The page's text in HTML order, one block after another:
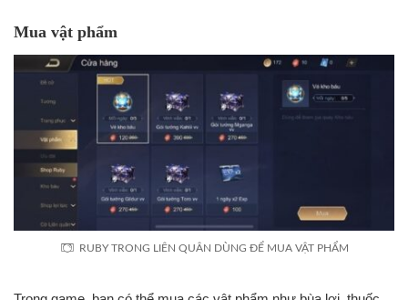
Mua vật phẩm
RUBY TRONG LIÊN QUÂN DÙNG ĐỂ MUA VẬT PHẨM